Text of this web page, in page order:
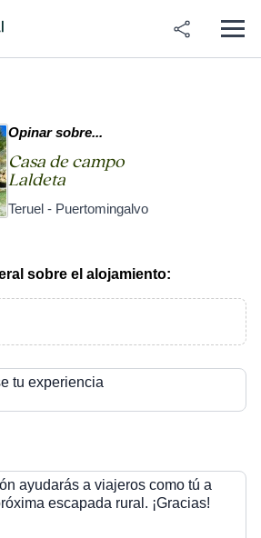
Opinar sobre...
Casa de campo
Laldeta
Teruel - Puertomingalvo
sobre el alojamiento:
tu experiencia
ayudarás a viajeros como tú a
escapada rural. ¡Gracias!